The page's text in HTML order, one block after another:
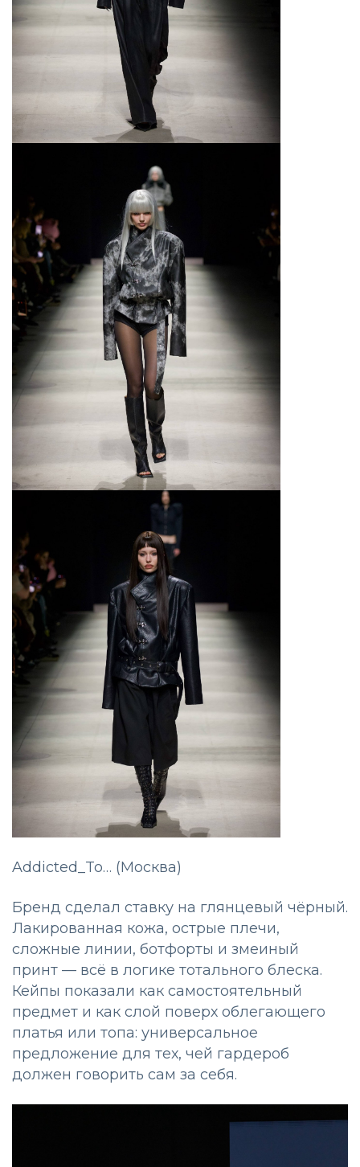
Addicted_To… (Москва)
Бренд сделал ставку на глянцевый чёрный.
Лакированная кожа, острые плечи,
сложные линии, ботфорты и змеиный
принт — всё в логике тотального блеска.
Кейпы показали как самостоятельный
предмет и как слой поверх облегающего
платья или топа: универсальное
предложение для тех, чей гардероб
должен говорить сам за себя.